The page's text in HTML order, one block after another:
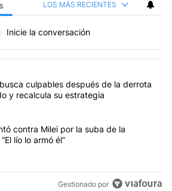
LOS MÁS RECIENTES
Inicie la conversación
artículos con más comentarios en los
con el título "La Rosada busca
culpables después de la derrota
y recalcula su estrategia
con el título "Kicillof apuntó contra Milei
contra Milei por la suba de la
lío lo armó él”
Gestionado por